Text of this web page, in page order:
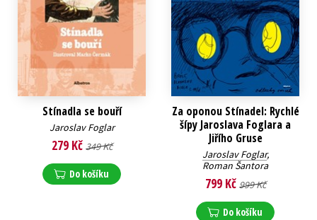
Stínadla se bouří
Jaroslav Foglar
279 Kč 349 Kč
Do košíku
Za oponou Stínadel: Rychlé
šípy Jaroslava Foglara a
Jiřího Gruse
Jaroslav Foglar,
Roman Šantora
799 Kč 999 Kč
Do košíku